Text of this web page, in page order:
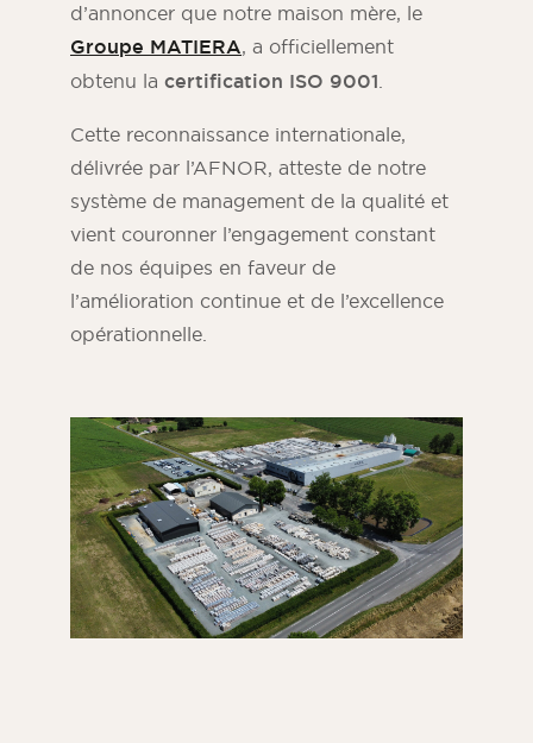
d’annoncer que notre maison mère, le
Groupe MATIERA, a officiellement
obtenu la certification ISO 9001.
Cette reconnaissance internationale,
délivrée par l’AFNOR, atteste de notre
système de management de la qualité et
vient couronner l’engagement constant
de nos équipes en faveur de
l’amélioration continue et de l’excellence
opérationnelle.